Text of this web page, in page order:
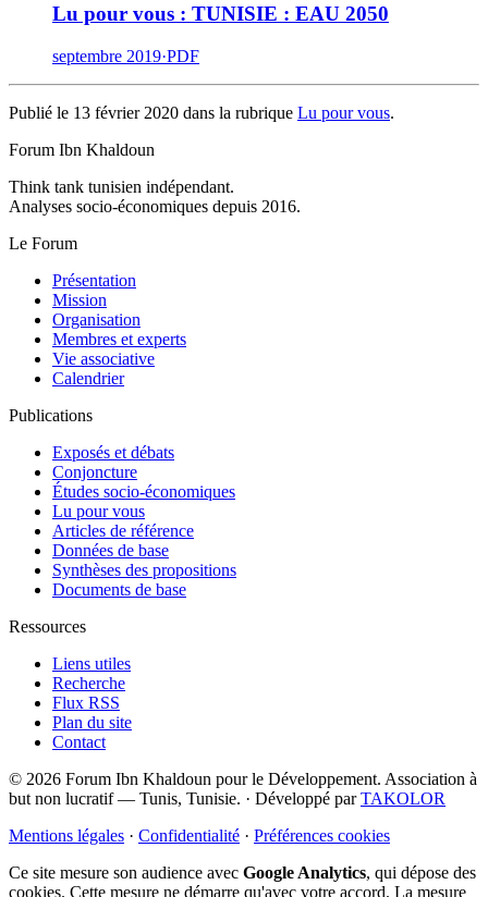
Lu pour vous : TUNISIE : EAU 2050
septembre 2019·PDF
Publié le 13 février 2020 dans la rubrique Lu pour vous.
Forum Ibn Khaldoun
Think tank tunisien indépendant.
Analyses socio-économiques depuis 2016.
Le Forum
Présentation
Mission
Organisation
Membres et experts
Vie associative
Calendrier
Publications
Exposés et débats
Conjoncture
Études socio-économiques
Lu pour vous
Articles de référence
Données de base
Synthèses des propositions
Documents de base
Ressources
Liens utiles
Recherche
Flux RSS
Plan du site
Contact
© 2026 Forum Ibn Khaldoun pour le Développement. Association à
but non lucratif — Tunis, Tunisie. · Développé parTAKOLOR
Mentions légales · Confidentialité · Préférences cookies
Ce site mesure son audience avec Google Analytics, qui dépose des
cookies. Cette mesure ne démarre qu'avec votre accord. La mesure